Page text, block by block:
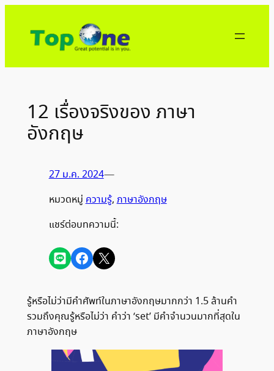
12 เรื่องจริงของ ภาษา
อังกฤษ
27 ม.ค. 2024—
หมวดหมู่ความรู้, ภาษาอังกฤษ
แชร์ต่อบทความนี้:
Share on LINEShare on Facebook
Share on X
รู้หรือไม่ว่ามีคำศัพท์ในภาษาอังกฤษมากกว่า 1.5 ล้านคำ
รวมถึงคุณรู้หรือไม่ว่า คำว่า ‘set’ มีคำจำนวนมากที่สุดใน
ภาษาอังกฤษ